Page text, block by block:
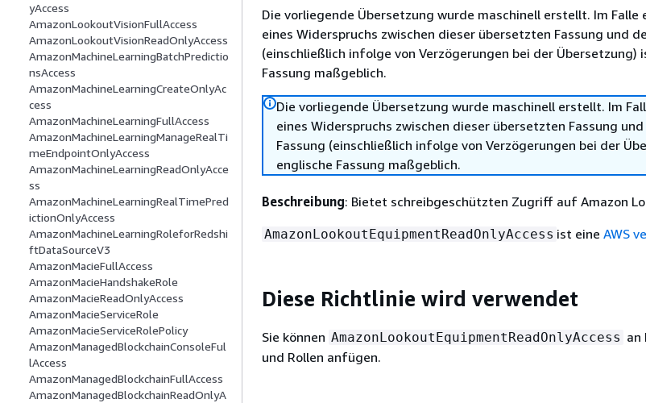
yAccess
AmazonLookoutVisionFullAccess
AmazonLookoutVisionReadOnlyAccess
AmazonMachineLearningBatchPredictio
nsAccess
AmazonMachineLearningCreateOnlyAc
cess
AmazonMachineLearningFullAccess
AmazonMachineLearningManageRealTi
meEndpointOnlyAccess
AmazonMachineLearningReadOnlyAcce
ss
AmazonMachineLearningRealTimePred
ictionOnlyAccess
AmazonMachineLearningRoleforRedshi
ftDataSourceV3
AmazonMacieFullAccess
AmazonMacieHandshakeRole
AmazonMacieReadOnlyAccess
AmazonMacieServiceRole
AmazonMacieServiceRolePolicy
AmazonManagedBlockchainConsoleFul
lAccess
AmazonManagedBlockchainFullAccess
AmazonManagedBlockchainReadOnlyA
Die vorliegende Übersetzung wurde maschinell erstellt. Im Falle
eines Widerspruchs zwischen dieser übersetzten Fassung und
(einschließlich infolge von Verzögerungen bei der Übersetzung)
Fassung maßgeblich.
Die vorliegende Übersetzung wurde maschinell erstellt. Im
eines Widerspruchs zwischen dieser übersetzten Fassung
Fassung (einschließlich infolge von Verzögerungen bei der
englische Fassung maßgeblich.
Beschreibung: Bietet schreibgeschützten Zugriff auf Amazon
AmazonLookoutEquipmentReadOnlyAccess ist eine AWS
Diese Richtlinie wird verwendet
Sie können AmazonLookoutEquipmentReadOnlyAccess an
und Rollen anfügen.